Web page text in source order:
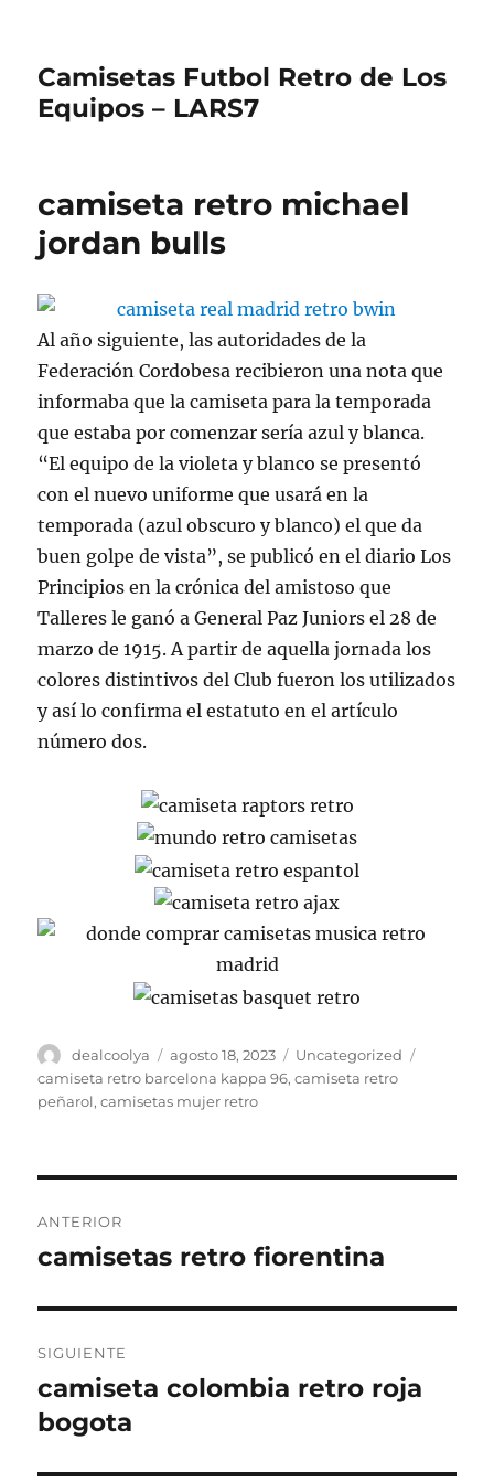
Camisetas Futbol Retro de Los
Equipos – LARS7
camiseta retro michael
jordan bulls
Al año siguiente, las autoridades de la
Federación Cordobesa recibieron una nota que
informaba que la camiseta para la temporada
que estaba por comenzar sería azul y blanca.
“El equipo de la violeta y blanco se presentó
con el nuevo uniforme que usará en la
temporada (azul obscuro y blanco) el que da
buen golpe de vista”, se publicó en el diario Los
Principios en la crónica del amistoso que
Talleres le ganó a General Paz Juniors el 28 de
marzo de 1915. A partir de aquella jornada los
colores distintivos del Club fueron los utilizados
y así lo confirma el estatuto en el artículo
número dos.
Autor
dealcoolya
Publicado
el
agosto 18, 2023 Categorías
Uncategorized
camiseta retro barcelona kappa 96,camiseta retro
peñarol,camisetas mujer retro
de
ANTERIOR
Entrada
camisetas retro fiorentina
SIGUIENTE
Entrada
siguiente:
camiseta colombia retro roja
bogota